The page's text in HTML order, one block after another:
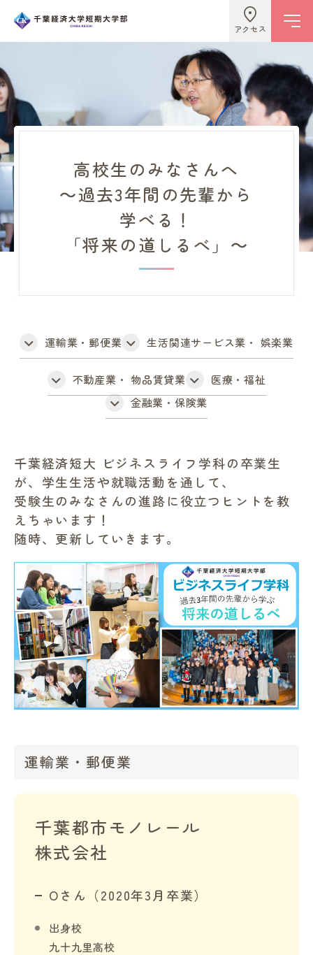
アクセス
学校情報
ビジネスライフ学科
こども学科
キャンパスライフ
入試情報
進路・就職情報
レンガ棟について
卒業生の方へ
高校の先生方へ
地域・一般の方へ
企業・園・施設の方へ
プライバシーポリシー
高校生のみなさんへ
～過去3年間の先輩から
学べる！
「将来の道しるべ」～
運輸業・郵便業 生活関連サービス業・ 娯楽業
不動産業・ 物品賃貸業
医療・福祉
金融業・保険業
千葉経済短大 ビジネスライフ学科の卒業生
が、学生生活や就職活動を通して、
受験生のみなさんの進路に役立つヒントを教
えちゃいます！
随時、更新していきます。
運輸業・郵便業
千葉都市モノレール
株式会社
Oさん（2020年3月卒業）
出身校
九十九里高校